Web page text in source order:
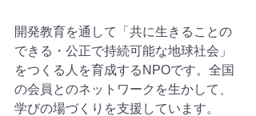
開発教育を通して「共に生きることの
できる・公正で持続可能な地球社会」
をつくる人を育成するNPOです。全国
の会員とのネットワークを生かして、
学びの場づくりを支援しています。